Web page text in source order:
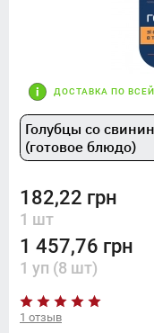
ДОСТАВКА ПО
Голубцы со
(готовое блюдо)
182,22 грн
1 шт
1 457,76 грн
1 уп (8 шт)
1 отзыв